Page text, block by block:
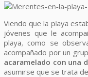
Viendo que la playa
jóvenes que le
playa, como se
acompañado por un
acaramelado con una
asumirse que se trata